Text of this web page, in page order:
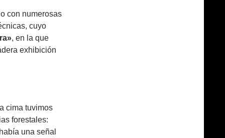
con numerosas
cuyo
, en la que
exhibición
cima tuvimos
forestales:
una señal